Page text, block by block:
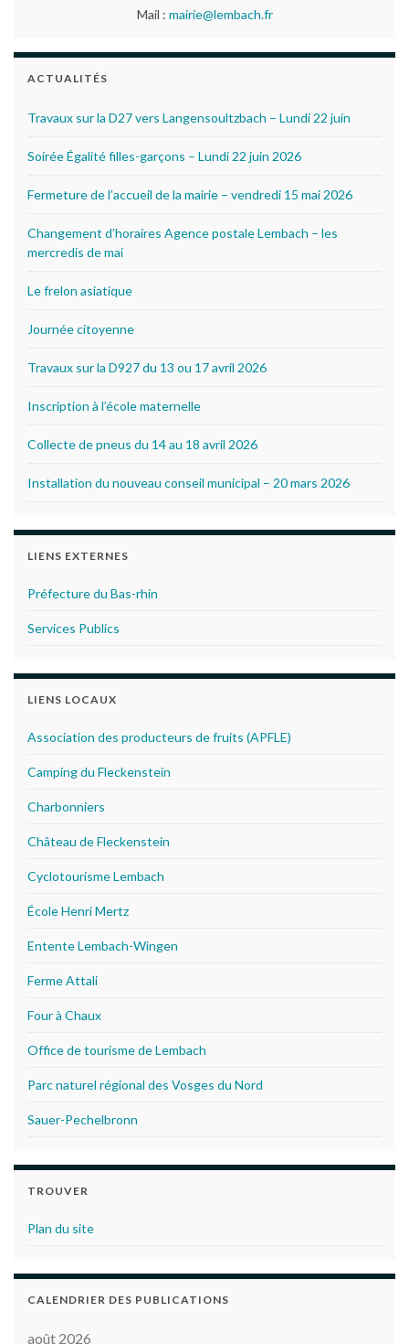
Mail : mairie@lembach.fr
ACTUALITÉS
Travaux sur la D27 vers Langensoultzbach – Lundi 22 juin
Soirée Égalité filles-garçons – Lundi 22 juin 2026
Fermeture de l’accueil de la mairie – vendredi 15 mai 2026
Changement d’horaires Agence postale Lembach – les
mercredis de mai
Le frelon asiatique
Journée citoyenne
Travaux sur la D927 du 13 ou 17 avril 2026
Inscription à l’école maternelle
Collecte de pneus du 14 au 18 avril 2026
Installation du nouveau conseil municipal – 20 mars 2026
LIENS EXTERNES
Préfecture du Bas-rhin
Services Publics
LIENS LOCAUX
Association des producteurs de fruits (APFLE)
Camping du Fleckenstein
Charbonniers
Château de Fleckenstein
Cyclotourisme Lembach
École Henri Mertz
Entente Lembach-Wingen
Ferme Attali
Four à Chaux
Office de tourisme de Lembach
Parc naturel régional des Vosges du Nord
Sauer-Pechelbronn
TROUVER
Plan du site
CALENDRIER DES PUBLICATIONS
août 2026